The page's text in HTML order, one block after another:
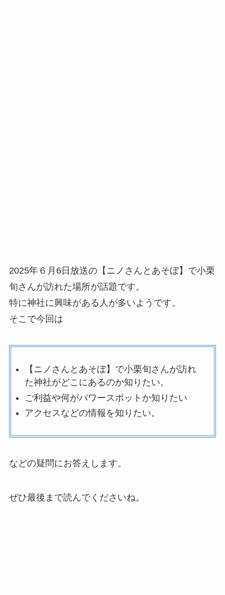
2025年６月6日放送の【ニノさんとあそぼ】で小栗
旬さんが訪れた場所が話題です。
特に神社に興味がある人が多いようです。
そこで今回は
【ニノさんとあそぼ】で小栗旬さんが訪れ
た神社がどこにあるのか知りたい。
ご利益や何がパワースポットか知りたい
アクセスなどの情報を知りたい。
などの疑問にお答えします。
ぜひ最後まで読んでくださいね。